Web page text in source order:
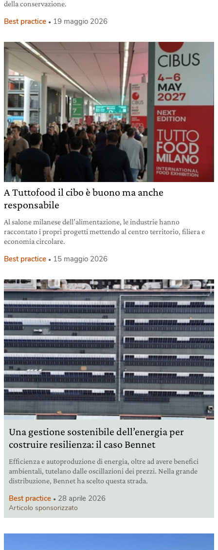
della conservazione.
Best practice 19 maggio 2026
A Tuttofood il cibo è buono ma anche
responsabile
Al salone milanese dell’alimentazione, le industrie hanno
raccontato i propri progetti mettendo al centro territorio, filiera e
economia circolare.
Best practice 15 maggio 2026
Una gestione sostenibile dell’energia per
costruire resilienza: il caso Bennet
Efficienza e autoproduzione di energia, oltre ad avere benefici
ambientali, tutelano dalle oscillazioni dei prezzi. Nella grande
distribuzione, Bennet ha scelto questa strada.
Best practice 28 aprile 2026
Articolo sponsorizzato